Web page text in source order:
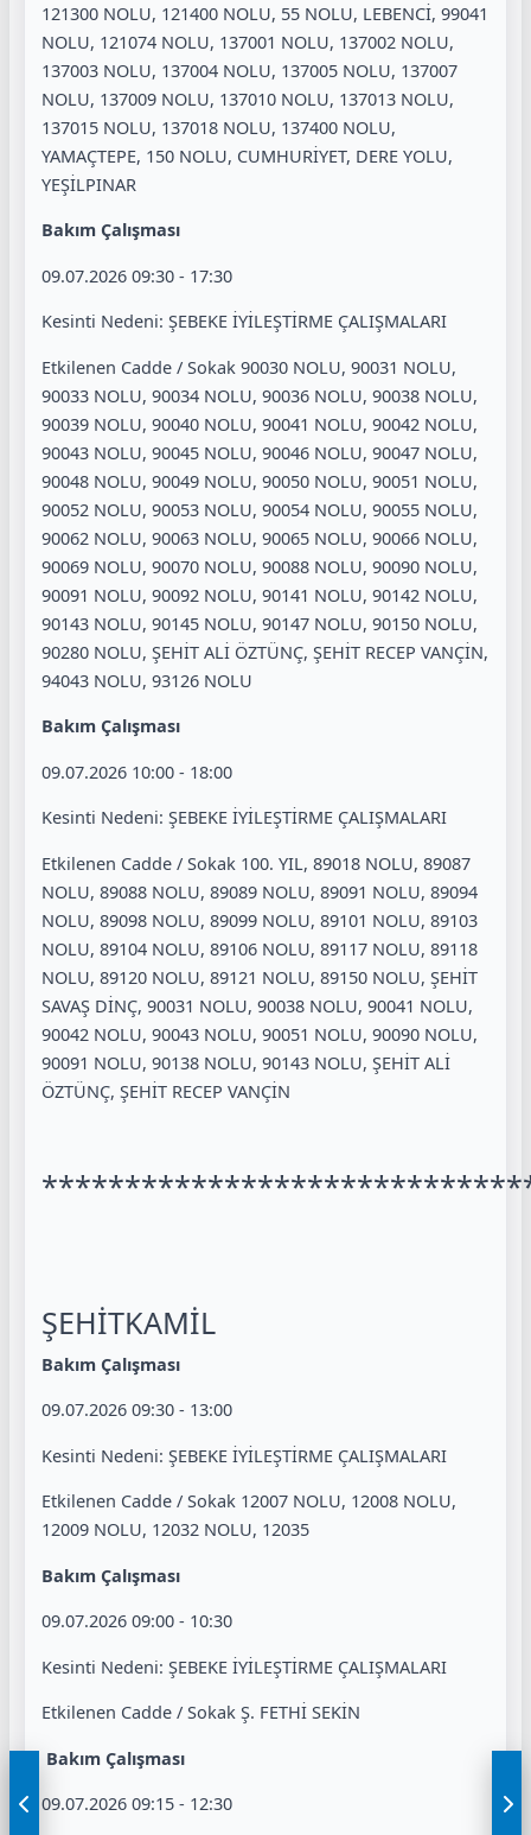
121300 NOLU, 121400 NOLU, 55 NOLU, LEBENCİ, 99041
NOLU, 121074 NOLU, 137001 NOLU, 137002 NOLU,
137003 NOLU, 137004 NOLU, 137005 NOLU, 137007
NOLU, 137009 NOLU, 137010 NOLU, 137013 NOLU,
137015 NOLU, 137018 NOLU, 137400 NOLU,
YAMAÇTEPE, 150 NOLU, CUMHURİYET, DERE YOLU,
YEŞİLPINAR
Bakım Çalışması
09.07.2026 09:30 - 17:30
Kesinti Nedeni: ŞEBEKE İYİLEŞTİRME ÇALIŞMALARI
Etkilenen Cadde / Sokak 90030 NOLU, 90031 NOLU,
90033 NOLU, 90034 NOLU, 90036 NOLU, 90038 NOLU,
90039 NOLU, 90040 NOLU, 90041 NOLU, 90042 NOLU,
90043 NOLU, 90045 NOLU, 90046 NOLU, 90047 NOLU,
90048 NOLU, 90049 NOLU, 90050 NOLU, 90051 NOLU,
90052 NOLU, 90053 NOLU, 90054 NOLU, 90055 NOLU,
90062 NOLU, 90063 NOLU, 90065 NOLU, 90066 NOLU,
90069 NOLU, 90070 NOLU, 90088 NOLU, 90090 NOLU,
90091 NOLU, 90092 NOLU, 90141 NOLU, 90142 NOLU,
90143 NOLU, 90145 NOLU, 90147 NOLU, 90150 NOLU,
90280 NOLU, ŞEHİT ALİ ÖZTÜNÇ, ŞEHİT RECEP VANÇİN,
94043 NOLU, 93126 NOLU
Bakım Çalışması
09.07.2026 10:00 - 18:00
Kesinti Nedeni: ŞEBEKE İYİLEŞTİRME ÇALIŞMALARI
Etkilenen Cadde / Sokak 100. YIL, 89018 NOLU, 89087
NOLU, 89088 NOLU, 89089 NOLU, 89091 NOLU, 89094
NOLU, 89098 NOLU, 89099 NOLU, 89101 NOLU, 89103
NOLU, 89104 NOLU, 89106 NOLU, 89117 NOLU, 89118
NOLU, 89120 NOLU, 89121 NOLU, 89150 NOLU, ŞEHİT
SAVAŞ DİNÇ, 90031 NOLU, 90038 NOLU, 90041 NOLU,
90042 NOLU, 90043 NOLU, 90051 NOLU, 90090 NOLU,
90091 NOLU, 90138 NOLU, 90143 NOLU, ŞEHİT ALİ
ÖZTÜNÇ, ŞEHİT RECEP VANÇİN
ŞEHİTKAMİL
Bakım Çalışması
09.07.2026 09:30 - 13:00
Kesinti Nedeni: ŞEBEKE İYİLEŞTİRME ÇALIŞMALARI
Etkilenen Cadde / Sokak 12007 NOLU, 12008 NOLU,
12009 NOLU, 12032 NOLU, 12035
Bakım Çalışması
09.07.2026 09:00 - 10:30
Kesinti Nedeni: ŞEBEKE İYİLEŞTİRME ÇALIŞMALARI
Etkilenen Cadde / Sokak Ş. FETHİ SEKİN
Bakım Çalışması
09.07.2026 09:15 - 12:30